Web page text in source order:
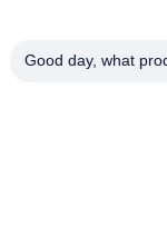
Peinture de
réparation
Good day, what